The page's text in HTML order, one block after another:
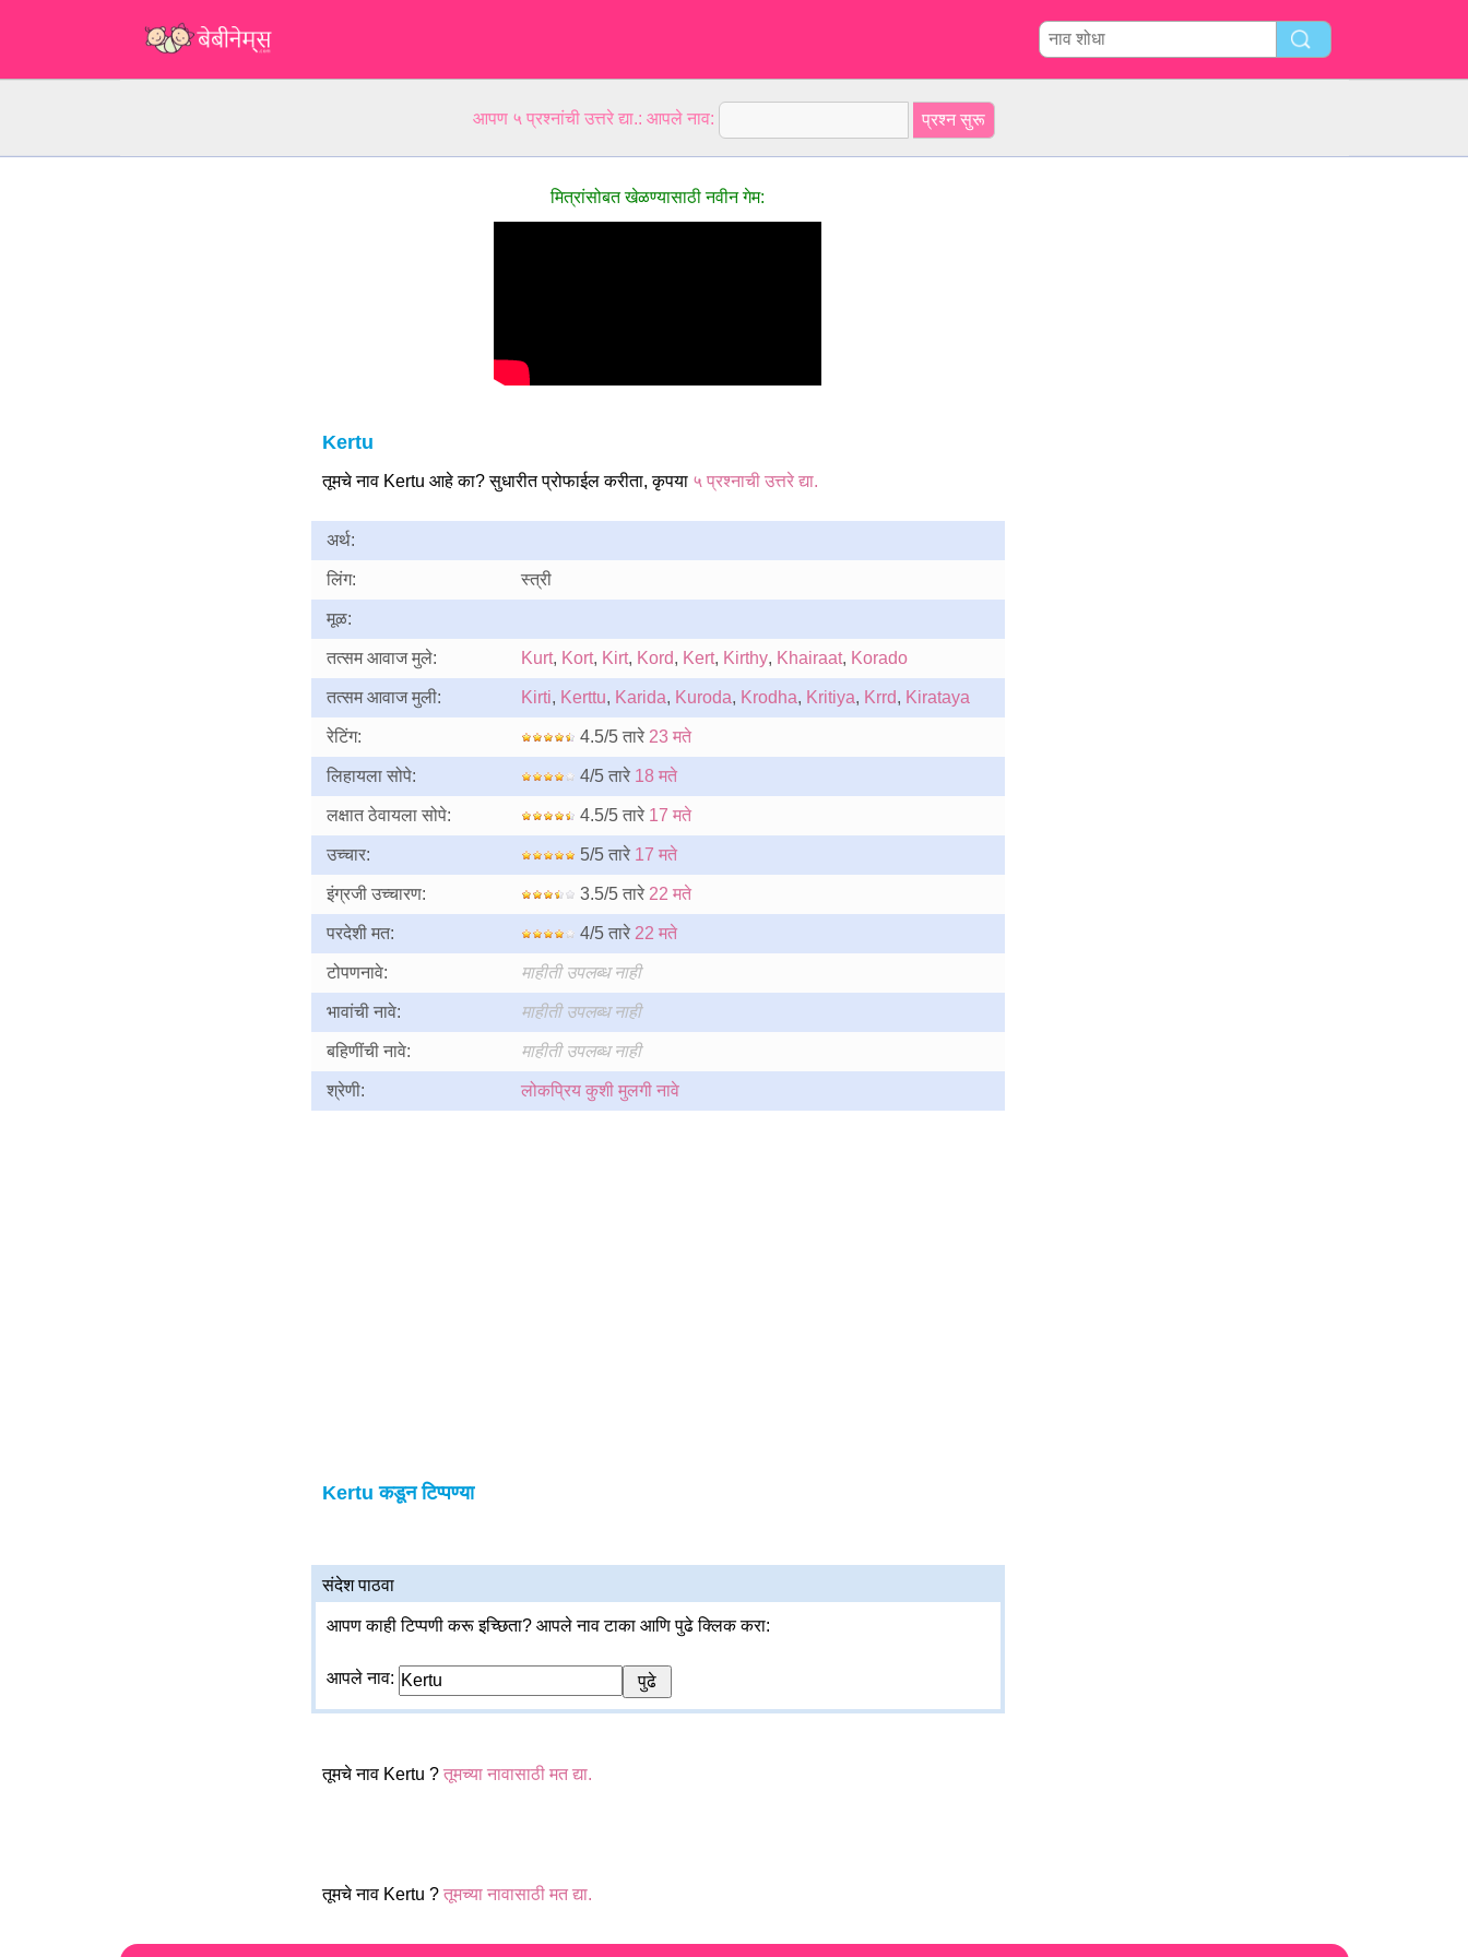
आपण ५ प्रश्नांची उत्तरे द्या.: आपले नाव:
मित्रांसोबत खेळण्यासाठी नवीन गेम:
Kertu
तूमचे नाव Kertu आहे का? सुधारीत प्रोफाईल करीता, कृपया ५ प्रश्नाची उत्तरे द्या.
अर्थ:
लिंग: स्त्री
मूळ:
तत्सम आवाज मुले: Kurt, Kort, Kirt, Kord, Kert, Kirthy, Khairaat, Korado
तत्सम आवाज मुली: Kirti, Kerttu, Karida, Kuroda, Krodha, Kritiya, Krrd, Kirataya
रेटिंग: 4.5/5 तारे 23 मते
लिहायला सोपे: 4/5 तारे 18 मते
लक्षात ठेवायला सोपे: 4.5/5 तारे 17 मते
उच्चार: 5/5 तारे 17 मते
इंग्रजी उच्चारण: 3.5/5 तारे 22 मते
परदेशी मत: 4/5 तारे 22 मते
टोपणनावे: माहीती उपलब्ध नाही
भावांची नावे: माहीती उपलब्ध नाही
बहिणींची नावे: माहीती उपलब्ध नाही
श्रेणी: लोकप्रिय कुशी मुलगी नावे
Kertu कडून टिप्पण्या
संदेश पाठवा
आपण काही टिप्पणी करू इच्छिता? आपले नाव टाका आणि पुढे क्लिक करा:
आपले नाव:
तूमचे नाव Kertu ? तूमच्या नावासाठी मत द्या.
तूमचे नाव Kertu ? तूमच्या नावासाठी मत द्या.